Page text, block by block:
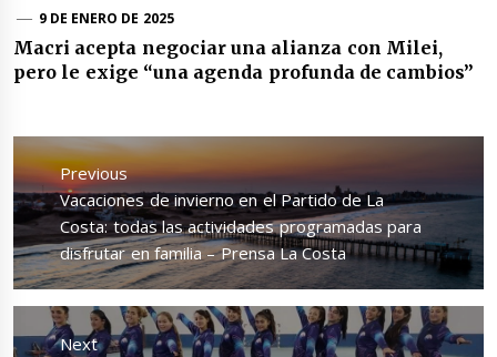
9 DE ENERO DE 2025
Macri acepta negociar una alianza con Milei,
pero le exige “una agenda profunda de cambios”
Navegación
de
entradas
Previous
Previous
post:
Vacaciones de invierno en el Partido de La
Costa: todas las actividades programadas para
disfrutar en familia – Prensa La Costa
Next